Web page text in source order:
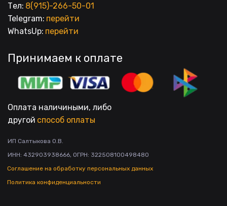
Тел: 8(915)-266-50-01
Telegram: перейти
WhatsUp: перейти
Принимаем к оплате
Оплата наличиными, либо
другой способ оплаты
ИП Салтыкова О.В.
ИНН: 432903938666, ОГРН: 322508100498480
Соглашение на обработку персональных данных
Политика конфиденциальности